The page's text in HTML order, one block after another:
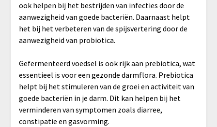
ook helpen bij het bestrijden van infecties door de
aanwezigheid van goede bacteriën. Daarnaast helpt
het bij het verbeteren van de spijsvertering door de
aanwezigheid van probiotica.
Gefermenteerd voedsel is ook rijk aan prebiotica, wat
essentieel is voor een gezonde darmflora. Prebiotica
helpt bij het stimuleren van de groei en activiteit van
goede bacteriën in je darm. Dit kan helpen bij het
verminderen van symptomen zoals diarree,
constipatie en gasvorming.